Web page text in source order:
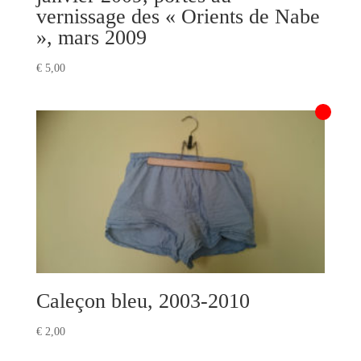
vernissage des « Orients de Nabe
», mars 2009
€5,00
Caleçon bleu, 2003-2010
€2,00